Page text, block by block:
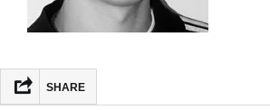
SHARE